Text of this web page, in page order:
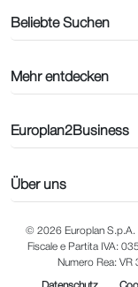
Beliebte Suchen
Mehr entdecken
Europlan2Business
Über uns
© 2026 Europlan S.p.A.
Fiscale e Partita IVA:
Numero Rea: